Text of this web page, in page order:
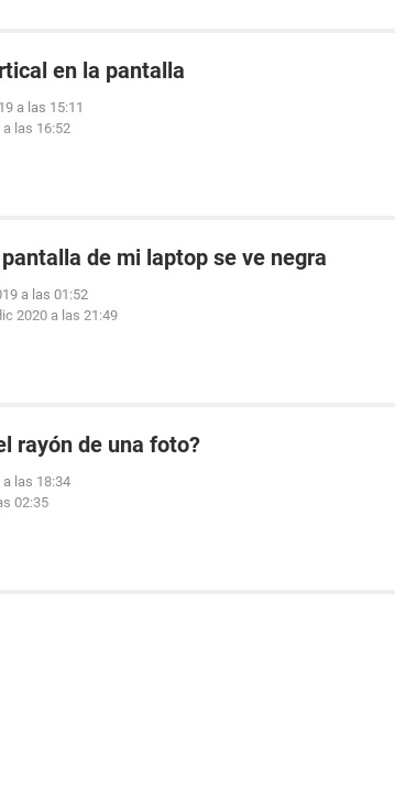
en la pantalla
a las 15:11
a las 16:52
de mi laptop se ve negra
a las 01:52
2020 a las 21:49
rayón de una foto?
las 18:34
02:35